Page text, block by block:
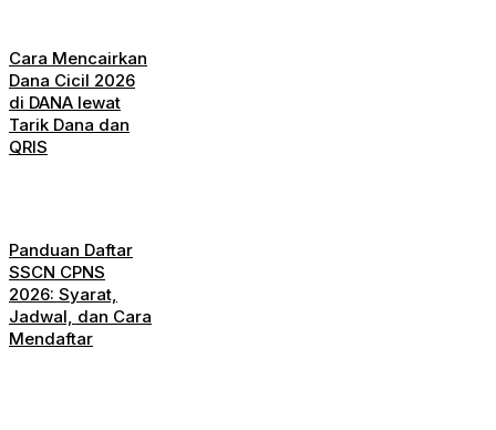
Cara Mencairkan
Dana Cicil 2026
di DANA lewat
Tarik Dana dan
QRIS
Panduan Daftar
SSCN CPNS
2026: Syarat,
Jadwal, dan Cara
Mendaftar